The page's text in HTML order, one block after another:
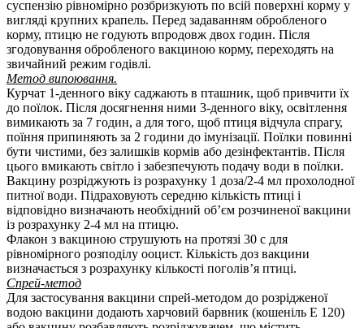
суспензiю рiвномiрно розбризкують по всiй поверхнi корму у
виглядi крупних крапель. Перед задаванням обробленого
корму, птицю не годують впродовж двох годин. Пiсля
згодовування обробленого вакциною корму, переходять на
звичайний режим годівлі.
Метод випоювання.
Курчат 1-денного віку саджають в пташник, щоб привчити їх
до поїлок. Після досягнення ними 3-денного віку, освітлення
вимикають за 7 годин, а для того, щоб птиця відчула спрагу,
поїння припиняють за 2 години до імунізації. Поїлки повинні
бути чистими, без залишків кормів або дезінфектантів. Після
цього вмикають світло і забезпечують подачу води в поїлки.
Вакцину розріджують із розрахунку 1 доза/2-4 мл прохолодної
питної води. Підраховують середню кількість птиці і
відповідно визначають необхідний об’єм розчиненої вакцини
із розрахунку 2-4 мл на птицю.
Флакон з вакциною струшують на протязі 30 с для
рівномірного розподілу ооцист. Кiлькiсть доз вакцини
визначається з розрахунку кiлькостi поголiв’я птицi.
Спрей-метод
Для застосування вакцини спрей-методом до розрiдженої
водою вакцини додають харчовий барвник (кошенiль Е 120)